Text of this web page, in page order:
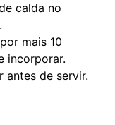
calda no
mais 10
incorporar.
antes de servir.